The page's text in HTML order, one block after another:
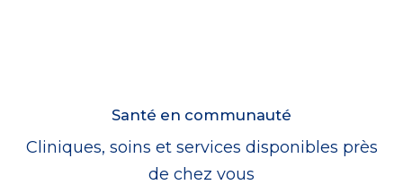
Santé en communauté
Cliniques, soins et services disponibles près
de chez vous